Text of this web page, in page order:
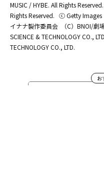
MUSIC / HYBE. All Rights Reserved.
Rights Reserved. ⓒ Getty Images
イナナ製作委員会
（C）BNOI/
SCIENCE & TECHNOLOGY CO.,
TECHNOLOGY CO., LTD.
お